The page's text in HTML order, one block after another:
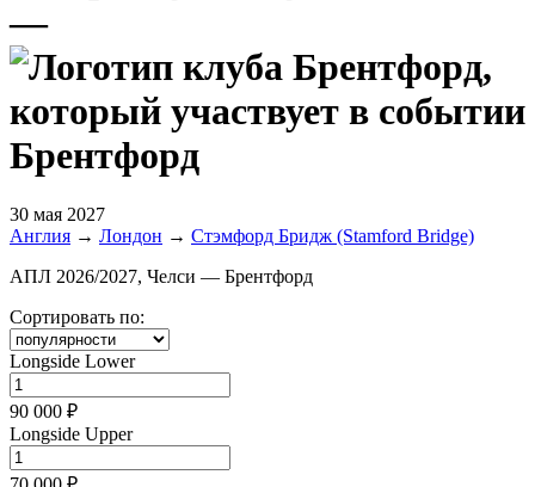
—
Брентфорд
30 мая 2027
Англия → Лондон → Стэмфорд Бридж (Stamford Bridge)
АПЛ 2026/2027, Челси — Брентфорд
Сортировать по:
Longside Lower
90 000 ₽
Longside Upper